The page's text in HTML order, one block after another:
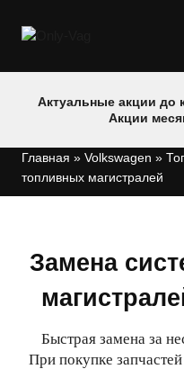
Актуальные акции до
Акции
Главная » Volkswagen »
топливных магистралей
Замена
Быстрая замена за
При покупке